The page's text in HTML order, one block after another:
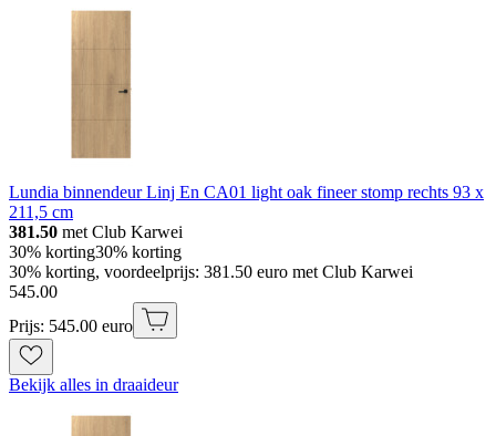
Lundia binnendeur Linj En CA01 light oak fineer stomp rechts 93 x
211,5 cm
381.50 met Club Karwei
30% korting30% korting
30% korting, voordeelprijs: 381.50 euro met Club Karwei
545.00
Prijs: 545.00 euro
Bekijk alles in draaideur